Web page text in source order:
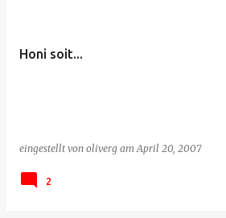
Honi soit...
eingestellt von oliverg amApril 20, 2007
2